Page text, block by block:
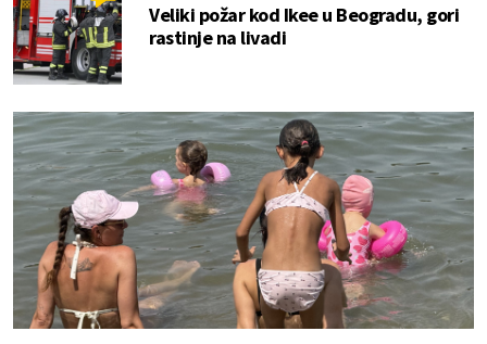
Veliki požar kod Ikee u Beogradu, gori
rastinje na livadi